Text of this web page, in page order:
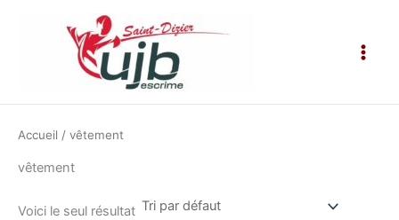
Accueil / vêtement
vêtement
Voici le seul résultat